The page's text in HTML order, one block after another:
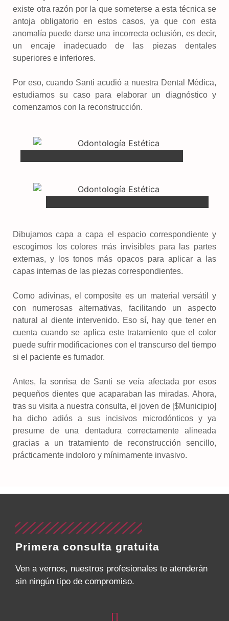
existe otra razón por la que someterse a esta técnica se
antoja obligatorio en estos casos, ya que con esta
anomalía puede darse una incorrecta oclusión, es decir,
un encaje inadecuado de las piezas dentales
superiores e inferiores.
Por eso, cuando Santi acudió a nuestra Dental Médica,
estudiamos su caso para elaborar un diagnóstico y
comenzamos con la reconstrucción.
Dibujamos capa a capa el espacio correspondiente y
escogimos los colores más invisibles para las partes
externas, y los tonos más opacos para aplicar a las
capas internas de las piezas correspondientes.
Como adivinas, el composite es un material versátil y
con numerosas alternativas, facilitando un aspecto
natural al diente intervenido. Eso sí, hay que tener en
cuenta cuando se aplica este tratamiento que el color
puede sufrir modificaciones con el transcurso del tiempo
si el paciente es fumador.
Antes, la sonrisa de Santi se veía afectada por esos
pequeños dientes que acaparaban las miradas. Ahora,
tras su visita a nuestra consulta, el joven de [$Municipio]
ha dicho adiós a sus incisivos microdónticos y ya
presume de una dentadura correctamente alineada
gracias a un tratamiento de reconstrucción sencillo,
prácticamente indoloro y mínimamente invasivo.
Primera consulta gratuita
Ven a vernos, nuestros profesionales te atenderán
sin ningún tipo de compromiso.